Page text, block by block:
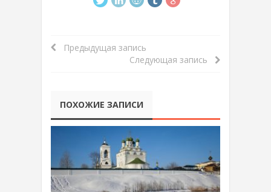
Предыдущая запись
Следующая запись
ПОХОЖИЕ ЗАПИСИ